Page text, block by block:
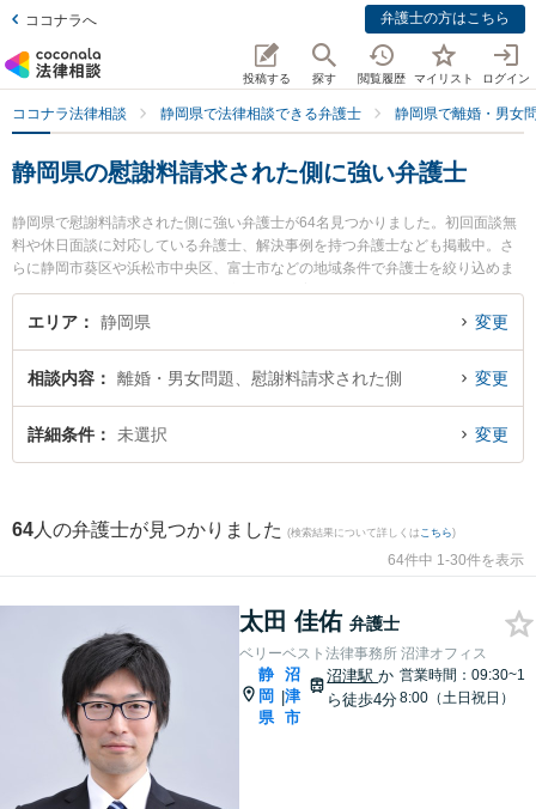
ココナラへ 弁護士の方はこちら
投稿する 探す 閲覧履歴 マイリスト ログイン
ココナラ法律相談 静岡県で法律相談できる弁護士 静岡県で離婚・男女
静岡県の慰謝料請求された側に強い弁護士
静岡県で慰謝料請求された側に強い弁護士が64名見つかりました。初回面談無
料や休日面談に対応している弁護士、解決事例を持つ弁護士なども掲載中。さ
らに静岡市葵区や浜松市中央区、富士市などの地域条件で弁護士を絞り込めま
す。離婚・男女問題に関係する財産分与や養育費、親権等の細かな分野での絞
り込み検索もでき便利です。特にベリーベスト法律事務所 沼津オフィスの太田
目されています。『静岡県で土日や夜間に発生した慰謝料請求された側のトラ
ブルを今すぐに弁護士に相談したい』『慰謝料請求された側のトラブル解決の
実績豊富な近くの弁護士を検索したい』『初回相談無料で慰謝料請求された側
エリア 静岡県 変更
相談内容 離婚・男女問題、慰謝料請求された側 変更
詳細条件 未選択 変更
64 人の弁護士が見つかりました (検索結果について詳しくは こちら)
64件中 1-30件を表示
太田 佳佑 弁護士
ベリーベスト法律事務所 沼津オフィス
静
岡
県
|
沼
津
市
沼津駅か
ら徒歩4分
営業時間：09:30~1
8:00（土日祝日）